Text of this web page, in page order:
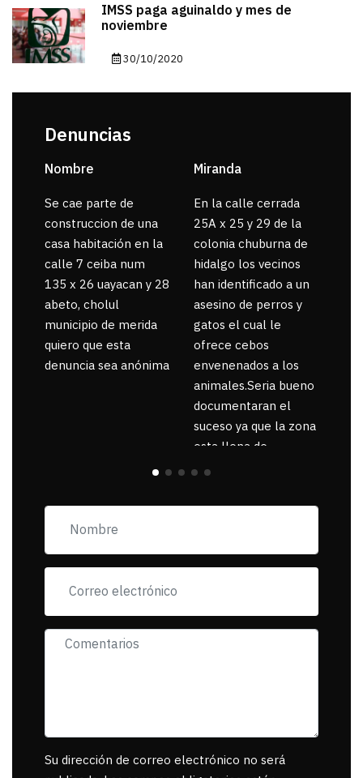
IMSS paga aguinaldo y mes de
noviembre
30/10/2020
Denuncias
Nombre
Se cae parte de
construccion de una
casa habitación en la
calle 7 ceiba num
135 x 26 uayacan y 28
abeto, cholul
municipio de merida
quiero que esta
denuncia sea anónima
Miranda
En la calle cerrada
25A x 25 y 29 de la
colonia chuburna de
hidalgo los vecinos
han identificado a un
asesino de perros y
gatos el cual le
ofrece cebos
envenenados a los
animales.Seria bueno
documentaran el
suceso ya que la zona
esta llena de
pancartas de
exigiendo al asesino
muerta.
Su dirección de correo electrónico no será